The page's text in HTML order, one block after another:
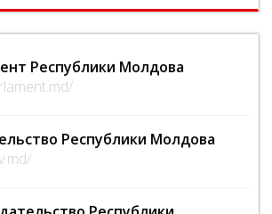
Республики Молдова
Республики Молдова